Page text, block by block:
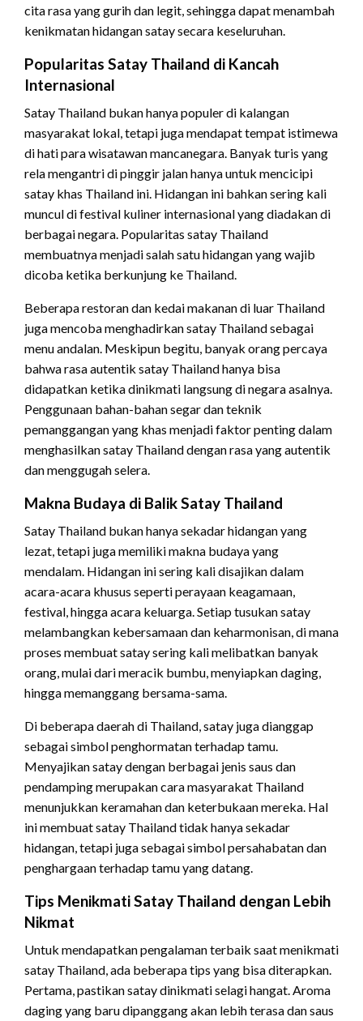
cita rasa yang gurih dan legit, sehingga dapat menambah
kenikmatan hidangan satay secara keseluruhan.
Popularitas Satay Thailand di Kancah
Internasional
Satay Thailand bukan hanya populer di kalangan
masyarakat lokal, tetapi juga mendapat tempat istimewa
di hati para wisatawan mancanegara. Banyak turis yang
rela mengantri di pinggir jalan hanya untuk mencicipi
satay khas Thailand ini. Hidangan ini bahkan sering kali
muncul di festival kuliner internasional yang diadakan di
berbagai negara. Popularitas satay Thailand
membuatnya menjadi salah satu hidangan yang wajib
dicoba ketika berkunjung ke Thailand.
Beberapa restoran dan kedai makanan di luar Thailand
juga mencoba menghadirkan satay Thailand sebagai
menu andalan. Meskipun begitu, banyak orang percaya
bahwa rasa autentik satay Thailand hanya bisa
didapatkan ketika dinikmati langsung di negara asalnya.
Penggunaan bahan-bahan segar dan teknik
pemanggangan yang khas menjadi faktor penting dalam
menghasilkan satay Thailand dengan rasa yang autentik
dan menggugah selera.
Makna Budaya di Balik Satay Thailand
Satay Thailand bukan hanya sekadar hidangan yang
lezat, tetapi juga memiliki makna budaya yang
mendalam. Hidangan ini sering kali disajikan dalam
acara-acara khusus seperti perayaan keagamaan,
festival, hingga acara keluarga. Setiap tusukan satay
melambangkan kebersamaan dan keharmonisan, di mana
proses membuat satay sering kali melibatkan banyak
orang, mulai dari meracik bumbu, menyiapkan daging,
hingga memanggang bersama-sama.
Di beberapa daerah di Thailand, satay juga dianggap
sebagai simbol penghormatan terhadap tamu.
Menyajikan satay dengan berbagai jenis saus dan
pendamping merupakan cara masyarakat Thailand
menunjukkan keramahan dan keterbukaan mereka. Hal
ini membuat satay Thailand tidak hanya sekadar
hidangan, tetapi juga sebagai simbol persahabatan dan
penghargaan terhadap tamu yang datang.
Tips Menikmati Satay Thailand dengan Lebih
Nikmat
Untuk mendapatkan pengalaman terbaik saat menikmati
satay Thailand, ada beberapa tips yang bisa diterapkan.
Pertama, pastikan satay dinikmati selagi hangat. Aroma
daging yang baru dipanggang akan lebih terasa dan saus